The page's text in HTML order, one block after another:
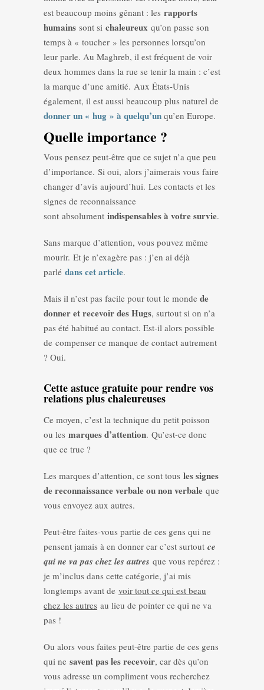
est beaucoup moins gênant : les rapports
humains sont si chaleureux qu’on passe son
temps à « toucher » les personnes lorsqu’on
leur parle. Au Maghreb, il est fréquent de voir
deux hommes dans la rue se tenir la main : c’est
la marque d’une amitié. Aux États-Unis
également, il est aussi beaucoup plus naturel de
donner un « hug » à quelqu’un qu’en Europe.
Quelle importance ?
Vous pensez peut-être que ce sujet n’a que peu
d’importance. Si oui, alors j’aimerais vous faire
changer d’avis aujourd’hui. Les contacts et les
signes de reconnaissance
sont absolument indispensables à votre survie.
Sans marque d’attention, vous pouvez même
mourir. Et je n’exagère pas : j’en ai déjà
parlé dans cet article.
Mais il n’est pas facile pour tout le monde de
donner et recevoir des Hugs, surtout si on n’a
pas été habitué au contact. Est-il alors possible
de compenser ce manque de contact autrement
? Oui.
Cette astuce gratuite pour rendre vos
relations plus chaleureuses
Ce moyen, c’est la technique du petit poisson
ou les marques d’attention. Qu’est-ce donc
que ce truc ?
Les marques d’attention, ce sont tous les signes
de reconnaissance verbale ou non verbale que
vous envoyez aux autres.
Peut-être faites-vous partie de ces gens qui ne
pensent jamais à en donner car c’est surtout ce
qui ne va pas chez les autres que vous repérez :
je m’inclus dans cette catégorie, j’ai mis
longtemps avant de voir tout ce qui est beau
chez les autres au lieu de pointer ce qui ne va
pas !
Ou alors vous faites peut-être partie de ces gens
qui ne savent pas les recevoir, car dès qu’on
vous adresse un compliment vous recherchez